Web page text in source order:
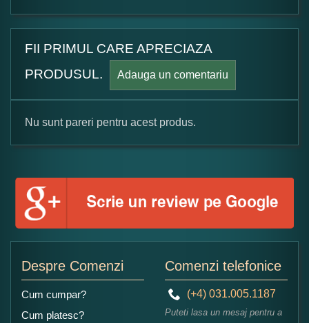
FII PRIMUL CARE APRECIAZA
PRODUSUL.
Adauga un comentariu
Formular pareri client
Numele dumneavoastra:
Nu sunt pareri pentru acest produs.
Despre Comenzi
Cum cumpar?
Cum platesc?
Comenzi telefonice
(+4) 031.005.1187
Puteti lasa un mesaj pentru a